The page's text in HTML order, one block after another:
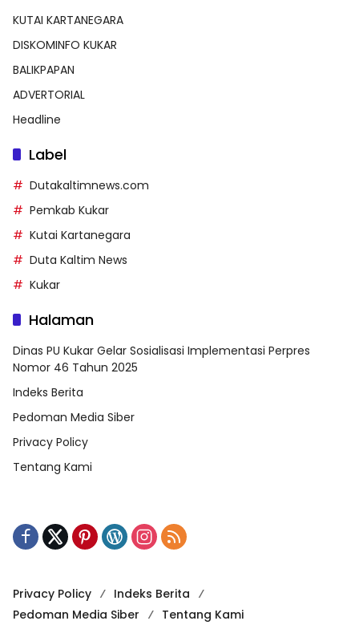
KUTAI KARTANEGARA
DISKOMINFO KUKAR
BALIKPAPAN
ADVERTORIAL
Headline
Label
Dutakaltimnews.com
Pemkab Kukar
Kutai Kartanegara
Duta Kaltim News
Kukar
Halaman
Dinas PU Kukar Gelar Sosialisasi Implementasi Perpres
Nomor 46 Tahun 2025
Indeks Berita
Pedoman Media Siber
Privacy Policy
Tentang Kami
Privacy Policy
Indeks Berita
Pedoman Media Siber
Tentang Kami